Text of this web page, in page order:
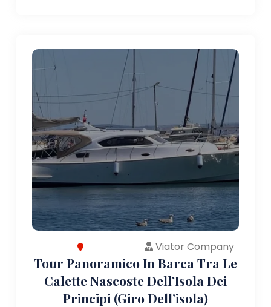
Viator Company
Tour Panoramico In Barca Tra Le
Calette Nascoste Dell’Isola Dei
Principi (giro Dell’isola)